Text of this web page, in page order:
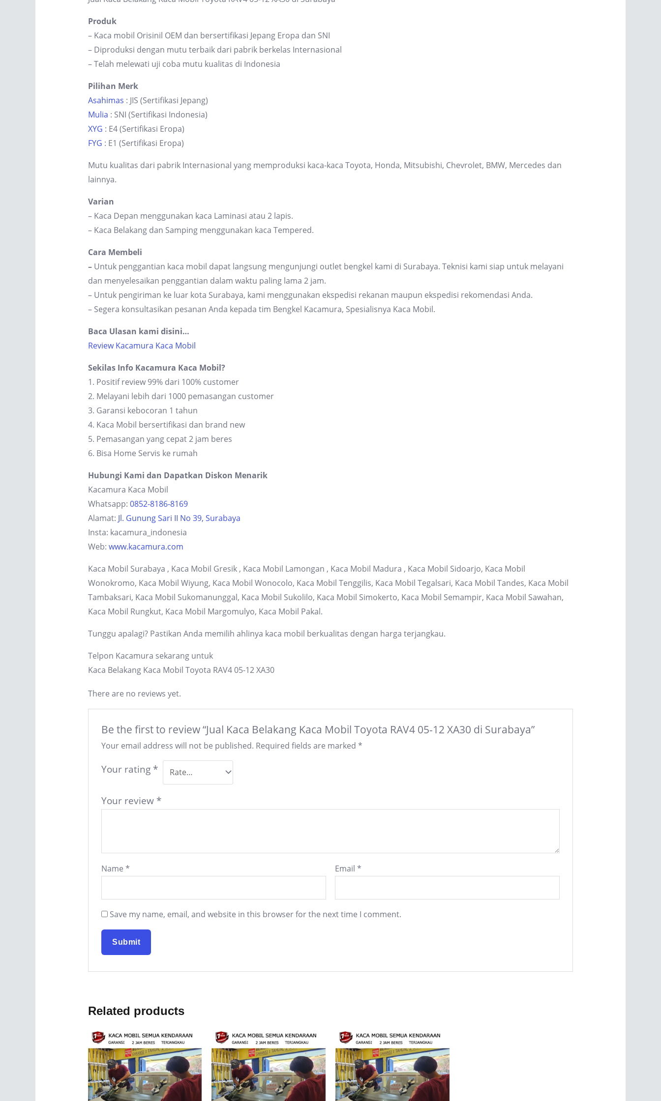
Produk
– Kaca mobil Orisinil OEM dan bersertifikasi Jepang Eropa dan SNI
– Diproduksi dengan mutu terbaik dari pabrik berkelas Internasional
– Telah melewati uji coba mutu kualitas di Indonesia
Pilihan Merk
Asahimas : JIS (Sertifikasi Jepang)
Mulia : SNI (Sertifikasi Indonesia)
XYG : E4 (Sertifikasi Eropa)
FYG : E1 (Sertifikasi Eropa)
Mutu kualitas dari pabrik Internasional yang memproduksi kaca-kaca Toyota, Honda, Mitsubishi, Chevrolet, BMW, Mercedes dan
lainnya.
Varian
– Kaca Depan menggunakan kaca Laminasi atau 2 lapis.
– Kaca Belakang dan Samping menggunakan kaca Tempered.
Cara Membeli
– Untuk penggantian kaca mobil dapat langsung mengunjungi outlet bengkel kami di Surabaya. Teknisi kami siap untuk melayani
dan menyelesaikan penggantian dalam waktu paling lama 2 jam.
– Untuk pengiriman ke luar kota Surabaya, kami menggunakan ekspedisi rekanan maupun ekspedisi rekomendasi Anda.
– Segera konsultasikan pesanan Anda kepada tim Bengkel Kacamura, Spesialisnya Kaca Mobil.
Baca Ulasan kami disini…
Review Kacamura Kaca Mobil
Sekilas Info Kacamura Kaca Mobil?
1. Positif review 99% dari 100% customer
2. Melayani lebih dari 1000 pemasangan customer
3. Garansi kebocoran 1 tahun
4. Kaca Mobil bersertifikasi dan brand new
5. Pemasangan yang cepat 2 jam beres
6. Bisa Home Servis ke rumah
Hubungi Kami dan Dapatkan Diskon Menarik
Kacamura Kaca Mobil
Whatsapp: 0852-8186-8169
Alamat: Jl. Gunung Sari II No 39, Surabaya
Insta: kacamura_indonesia
Web: www.kacamura.com
Kaca Mobil Surabaya , Kaca Mobil Gresik , Kaca Mobil Lamongan , Kaca Mobil Madura , Kaca Mobil Sidoarjo, Kaca Mobil
Wonokromo, Kaca Mobil Wiyung, Kaca Mobil Wonocolo, Kaca Mobil Tenggilis, Kaca Mobil Tegalsari, Kaca Mobil Tandes, Kaca Mobil
Tambaksari, Kaca Mobil Sukomanunggal, Kaca Mobil Sukolilo, Kaca Mobil Simokerto, Kaca Mobil Semampir, Kaca Mobil Sawahan,
Kaca Mobil Rungkut, Kaca Mobil Margomulyo, Kaca Mobil Pakal.
Tunggu apalagi? Pastikan Anda memilih ahlinya kaca mobil berkualitas dengan harga terjangkau.
Telpon Kacamura sekarang untuk
Kaca Belakang Kaca Mobil Toyota RAV4 05-12 XA30
There are no reviews yet.
Be the first to review “Jual Kaca Belakang Kaca Mobil Toyota RAV4 05-12 XA30 di Surabaya”
Your email address will not be published. Required fields are marked *
Your rating *
Your review *
Name * Email *
Save my name, email, and website in this browser for the next time I comment.
Related products